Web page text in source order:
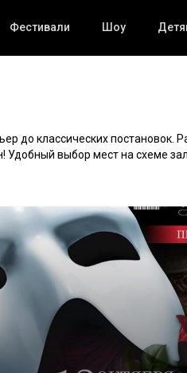
Фестивали Шоу
до классических постановок.
выбор мест на схеме